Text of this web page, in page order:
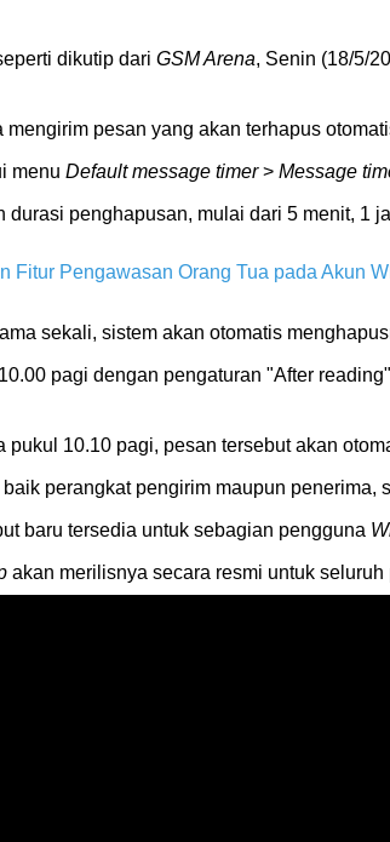
dikutip dari GSM Arena, Senin (18/5/
pesan yang akan terhapus
menu Default message timer> Message
penghapusan, mulai dari 5 menit, 1
Fitur Pengawasan Orang Tua pada Akun
sekali, sistem akan otomatis
pagi dengan pengaturan "After
10.10 pagi, pesan tersebut akan
perangkat pengirim maupun
baru tersedia untuk sebagian pengguna
akan merilisnya secara resmi untuk